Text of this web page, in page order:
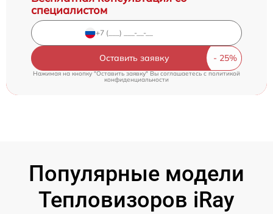
специалистом
Оставить заявку
Нажимая на кнопку "Оставить заявку" Вы соглашаетесь cполитикой
конфиденциальности
Популярные модели
Тепловизоров iRay